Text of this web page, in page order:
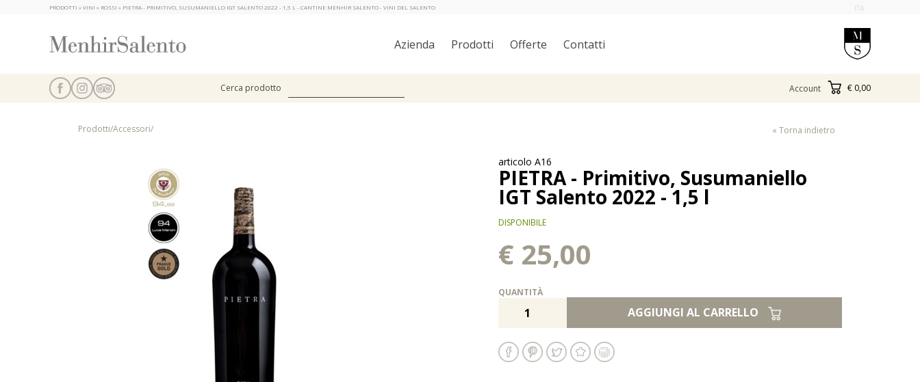
PRODOTTI » VINI » ROSSI » PIETRA - PRIMITIVO, SUSUMANIELLO IGT SALENTO 2022 - 1,5 L - CANTINE MENHIR SALENTO - VINI DEL SALENTO ITA
Azienda Prodotti Offerte Contatti
Cerca prodotto Account € 0,00
Prodotti/Accessori/ « Torna indietro
articolo A16
PIETRA - Primitivo, Susumaniello
IGT Salento 2022 - 1,5 l
DISPONIBILE
€ 25,00
QUANTITÀ
AGGIUNGI AL CARRELLO